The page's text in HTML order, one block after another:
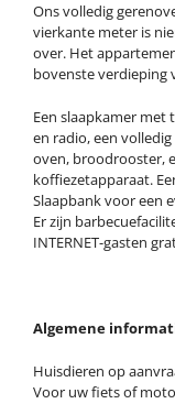
Ons volledig
vierkante meter is
over. Het
bovenste verdieping
Een slaapkamer
en radio, een
oven, broodrooster,
koffiezetapparaat.
Slaapbank voor een
Er zijn
INTERNET-gasten
Algemene
Huisdieren op
Voor uw fiets of